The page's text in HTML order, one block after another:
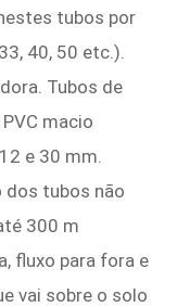
tubos por
40, 50 etc.).
Tubos de
macio
e 30 mm.
dos tubos não
300 m
fluxo para fora e
vai sobre o solo